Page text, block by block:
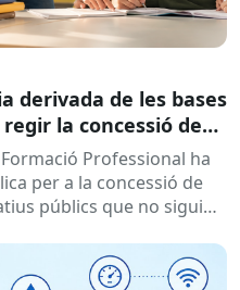
derivada de les bases
la concessió de
per al
de formació i
2027
Professional ha
per a la concessió de
públics que no siguin